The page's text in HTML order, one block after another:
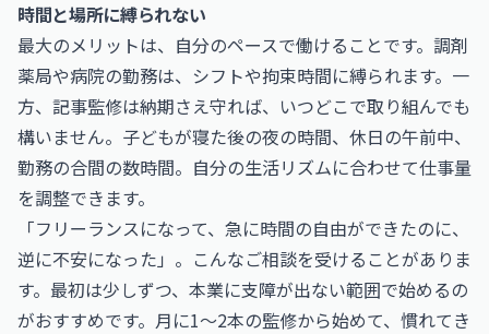
時間と場所に縛られない
最大のメリットは、自分のペースで働けることです。調剤
薬局や病院の勤務は、シフトや拘束時間に縛られます。一
方、記事監修は納期さえ守れば、いつどこで取り組んでも
構いません。子どもが寝た後の夜の時間、休日の午前中、
勤務の合間の数時間。自分の生活リズムに合わせて仕事量
を調整できます。
「フリーランスになって、急に時間の自由ができたのに、
逆に不安になった」。こんなご相談を受けることがありま
す。最初は少しずつ、本業に支障が出ない範囲で始めるの
がおすすめです。月に1〜2本の監修から始めて、慣れてき